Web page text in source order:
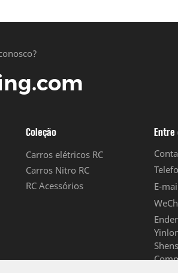
Coleção
Carros elétricos RC
Carros Nitro RC
RC Acessórios
Entre
E-